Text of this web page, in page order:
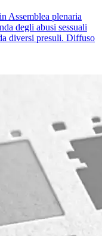
Assemblea plenaria
degli abusi sessuali
diversi presuli. Diffuso